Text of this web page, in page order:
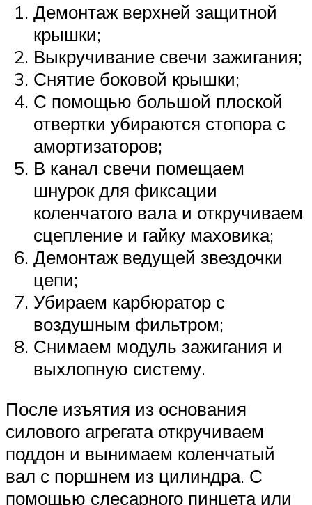
Демонтаж верхней защитной
крышки;
Выкручивание свечи зажигания;
Снятие боковой крышки;
С помощью большой плоской
отвертки убираются стопора с
амортизаторов;
В канал свечи помещаем
шнурок для фиксации
коленчатого вала и откручиваем
сцепление и гайку маховика;
Демонтаж ведущей звездочки
цепи;
Убираем карбюратор с
воздушным фильтром;
Снимаем модуль зажигания и
выхлопную систему.
После изъятия из основания
силового агрегата откручиваем
поддон и вынимаем коленчатый
вал с поршнем из цилиндра. С
помощью слесарного пинцета или